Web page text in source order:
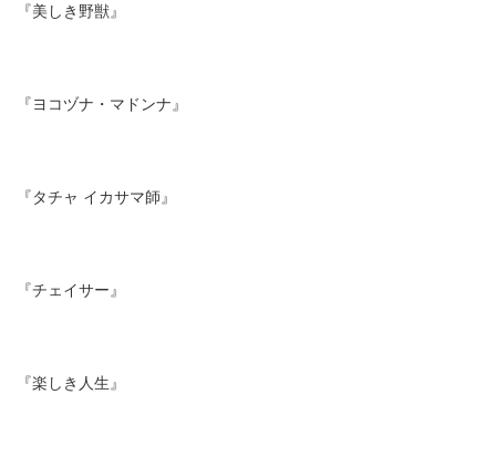
『美しき野獣』
『ヨコヅナ・マドンナ』
『タチャ イカサマ師』
『チェイサー』
『楽しき人生』